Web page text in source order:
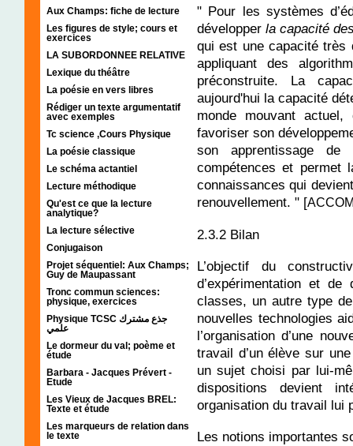
Aux Champs: fiche de lecture
Les figures de style; cours et
exercices
LA SUBORDONNEE RELATIVE
Lexique du théâtre
La poésie en vers libres
Rédiger un texte argumentatif
avec exemples
Tc science ,Cours Physique
La poésie classique
Le schéma actantiel
Lecture méthodique
Qu'est ce que la lecture
analytique?
La lecture sélective
Conjugaison
Projet séquentiel: Aux Champs;
Guy de Maupassant
Tronc commun sciences:
physique, exercices
Physique TCSC جذع مشترك
علمي
Le dormeur du val; poème et
étude
Barbara - Jacques Prévert -
Etude
Les Vieux de Jacques BREL:
Texte et étude
Les marqueurs de relation dans
le texte
" Pour les systèmes
développerla capacité
qui est une capacité très
appliquant des
préconstruite. La
aujourd'hui la capacité
monde mouvant
favoriser son
son apprentissage de
compétences et permet
connaissances qui
renouvellement. " [
2.3.2 Bilan
L’objectif du
d’expérimentation et de
classes, un autre type
nouvelles technologies
l’organisation d’une
travail d’un élève sur
un sujet choisi par lui-
dispositions devient
organisation du travail lui
Les notions importantes